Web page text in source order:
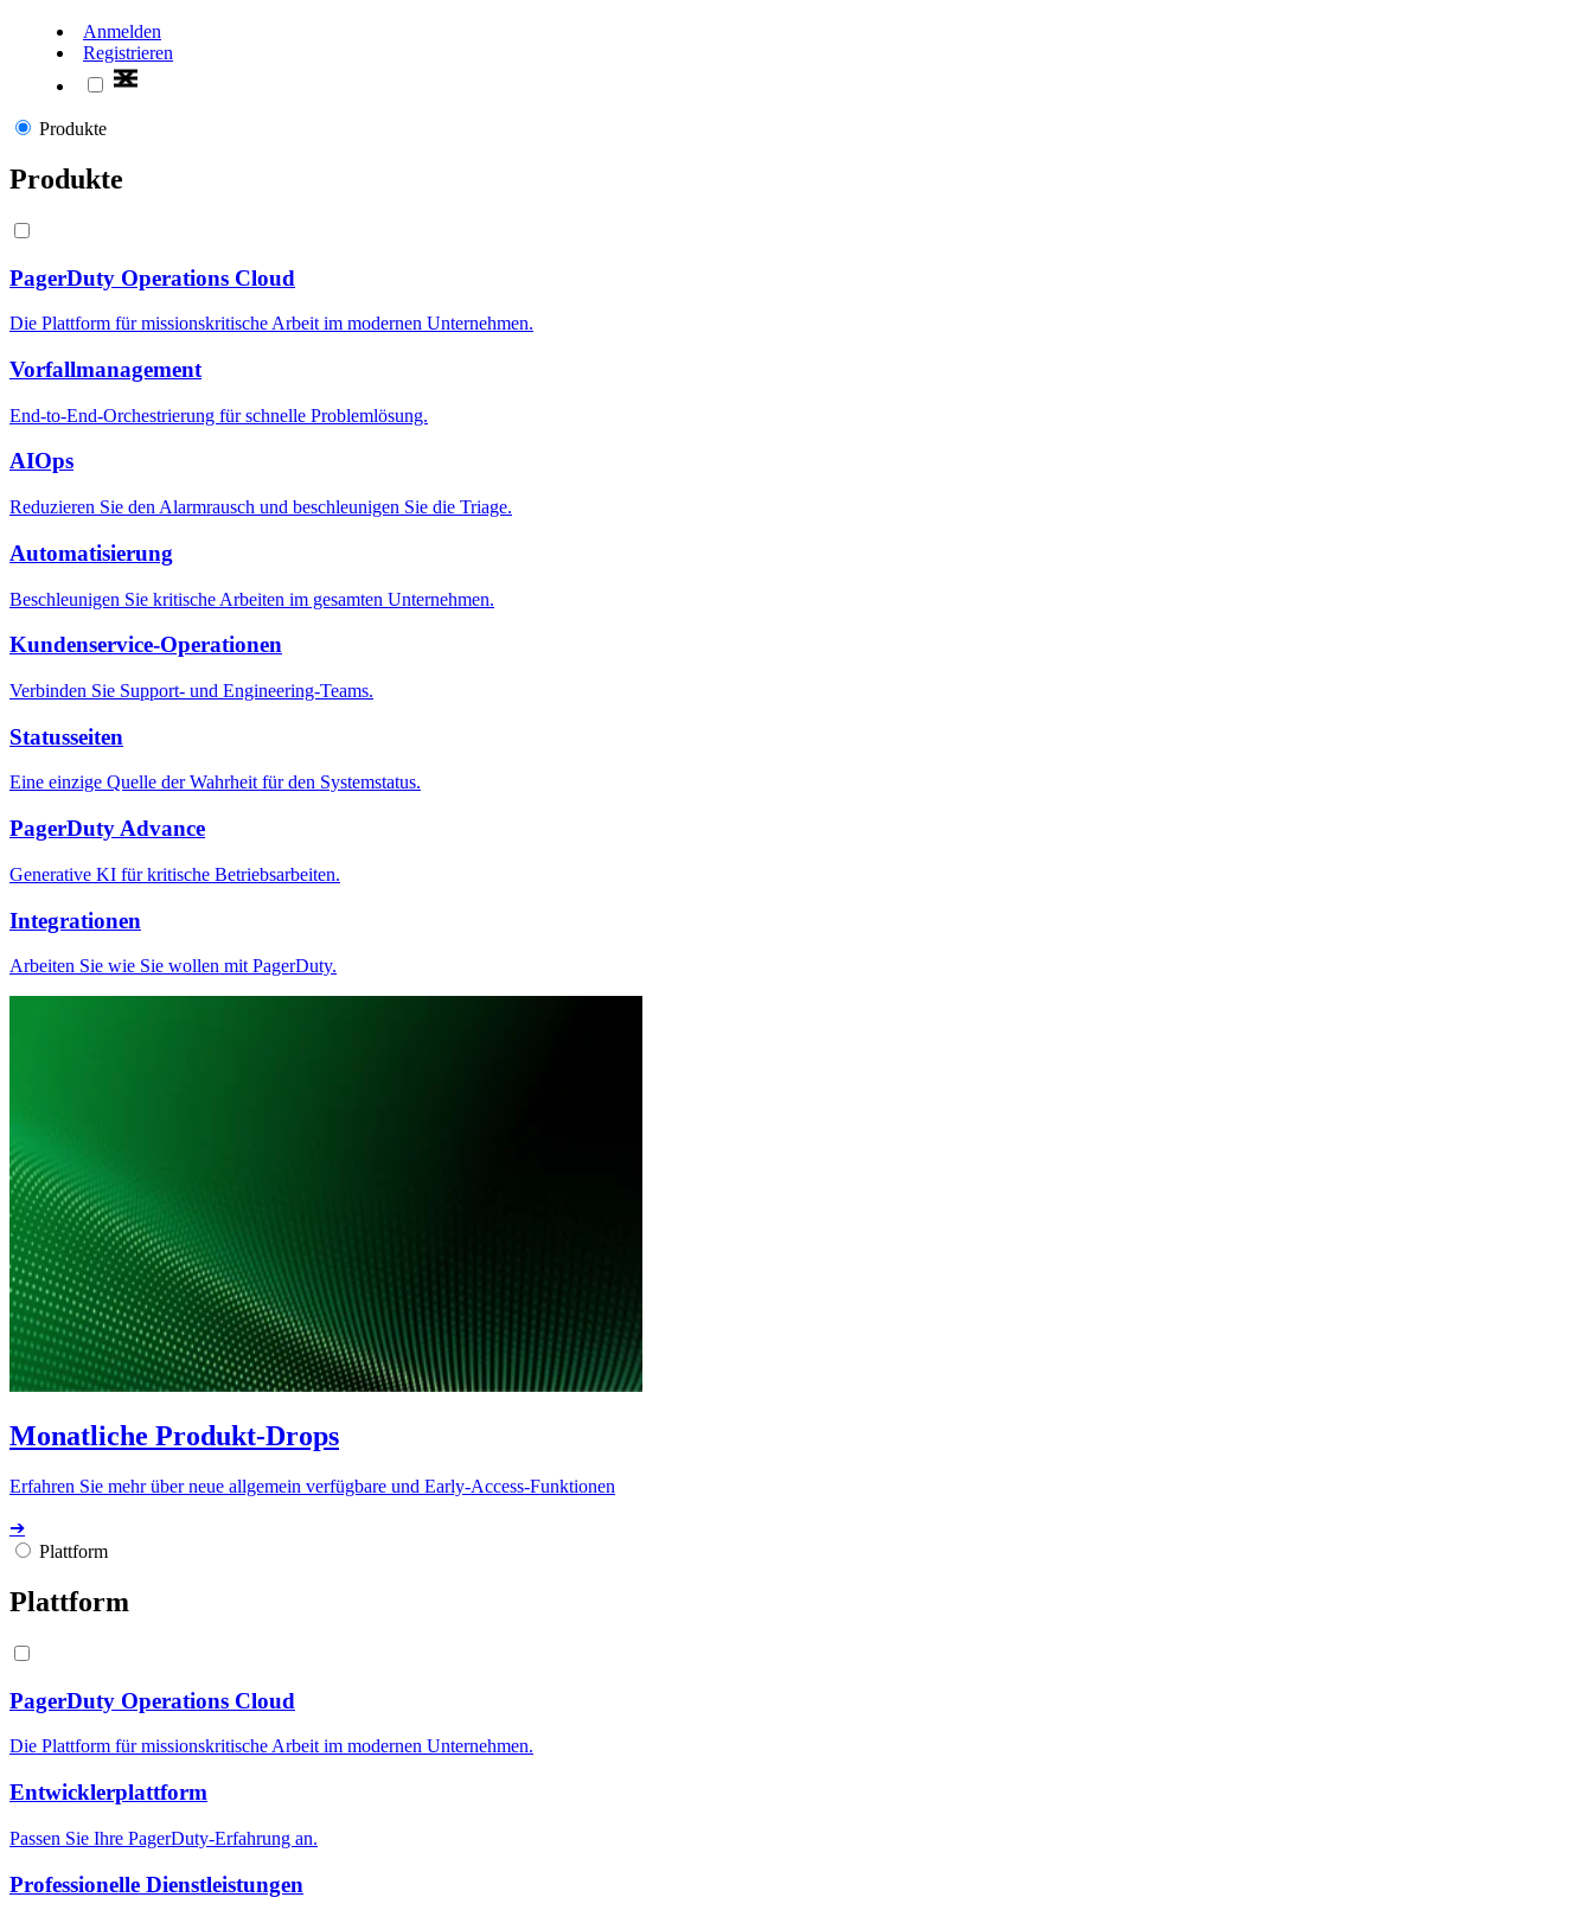
Anmelden
Registrieren
Produkte
Produkte
PagerDuty Operations Cloud
Die Plattform für missionskritische Arbeit im modernen Unternehmen.
Vorfallmanagement
End-to-End-Orchestrierung für schnelle Problemlösung.
AIOps
Reduzieren Sie den Alarmrausch und beschleunigen Sie die Triage.
Automatisierung
Beschleunigen Sie kritische Arbeiten im gesamten Unternehmen.
Kundenservice-Operationen
Verbinden Sie Support- und Engineering-Teams.
Statusseiten
Eine einzige Quelle der Wahrheit für den Systemstatus.
PagerDuty Advance
Generative KI für kritische Betriebsarbeiten.
Integrationen
Arbeiten Sie wie Sie wollen mit PagerDuty.
Monatliche Produkt-Drops
Erfahren Sie mehr über neue allgemein verfügbare und Early-Access-Funktionen
➔
Plattform
Plattform
PagerDuty Operations Cloud
Die Plattform für missionskritische Arbeit im modernen Unternehmen.
Entwicklerplattform
Passen Sie Ihre PagerDuty-Erfahrung an.
Professionelle Dienstleistungen